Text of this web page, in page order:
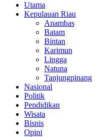
Utama
Kepulauan Riau
Anambas
Batam
Bintan
Karimun
Lingga
Natuna
Tanjungpinang
Nasional
Politik
Pendidikan
Wisata
Bisnis
Opini